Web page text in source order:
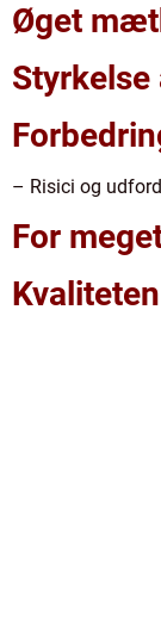
Øget
– Risici og
For